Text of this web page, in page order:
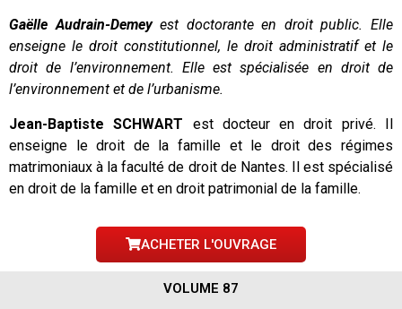
Gaëlle Audrain-Demeyest doctorante en droit public. Elle
enseigne le droit constitutionnel, le droit administratif et le
droit de l’environnement. Elle est spécialisée en droit de
l’environnement et de l’urbanisme.
Jean-Baptiste SCHWART est docteur en droit privé. Il
enseigne le droit de la famille et le droit des régimes
matrimoniaux à la faculté de droit de Nantes. Il est spécialisé
en droit de la famille et en droit patrimonial de la famille.
ACHETER L'OUVRAGE
VOLUME 87